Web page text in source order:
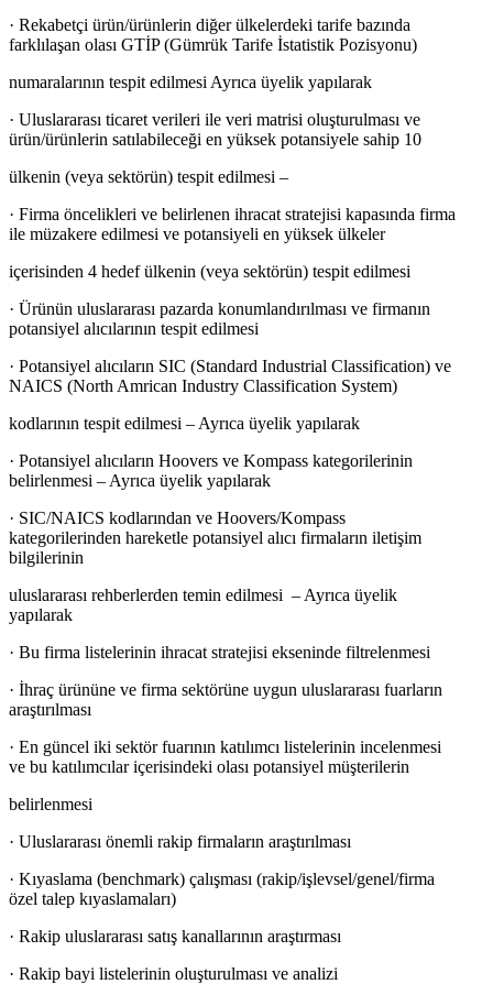
· Rekabetçi ürün/ürünlerin diğer ülkelerdeki tarife bazında
farklılaşan olası GTİP (Gümrük Tarife İstatistik Pozisyonu)
numaralarının tespit edilmesi Ayrıca üyelik yapılarak
· Uluslararası ticaret verileri ile veri matrisi oluşturulması ve
ürün/ürünlerin satılabileceği en yüksek potansiyele sahip 10
ülkenin (veya sektörün) tespit edilmesi –
· Firma öncelikleri ve belirlenen ihracat stratejisi kapasında firma
ile müzakere edilmesi ve potansiyeli en yüksek ülkeler
içerisinden 4 hedef ülkenin (veya sektörün) tespit edilmesi
· Ürünün uluslararası pazarda konumlandırılması ve firmanın
potansiyel alıcılarının tespit edilmesi
· Potansiyel alıcıların SIC (Standard Industrial Classification) ve
NAICS (North Amrican Industry Classification System)
kodlarının tespit edilmesi – Ayrıca üyelik yapılarak
· Potansiyel alıcıların Hoovers ve Kompass kategorilerinin
belirlenmesi – Ayrıca üyelik yapılarak
· SIC/NAICS kodlarından ve Hoovers/Kompass
kategorilerinden hareketle potansiyel alıcı firmaların iletişim
bilgilerinin
uluslararası rehberlerden temin edilmesi – Ayrıca üyelik
yapılarak
· Bu firma listelerinin ihracat stratejisi ekseninde filtrelenmesi
· İhraç ürününe ve firma sektörüne uygun uluslararası fuarların
araştırılması
· En güncel iki sektör fuarının katılımcı listelerinin incelenmesi
ve bu katılımcılar içerisindeki olası potansiyel müşterilerin
belirlenmesi
· Uluslararası önemli rakip firmaların araştırılması
· Kıyaslama (benchmark) çalışması (rakip/işlevsel/genel/firma
özel talep kıyaslamaları)
· Rakip uluslararası satış kanallarının araştırması
· Rakip bayi listelerinin oluşturulması ve analizi